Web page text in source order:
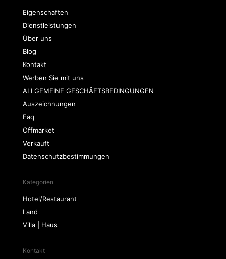
Eigenschaften
Dienstleistungen
Über uns
Blog
Kontakt
Werben Sie mit uns
ALLGEMEINE GESCHÄFTSBEDINGUNGEN
Auszeichnungen
Faq
Offmarket
Verkauft
Datenschutzbestimmungen
Kategorien
Hotel/Restaurant
Land
Villa | Haus
Kontakt